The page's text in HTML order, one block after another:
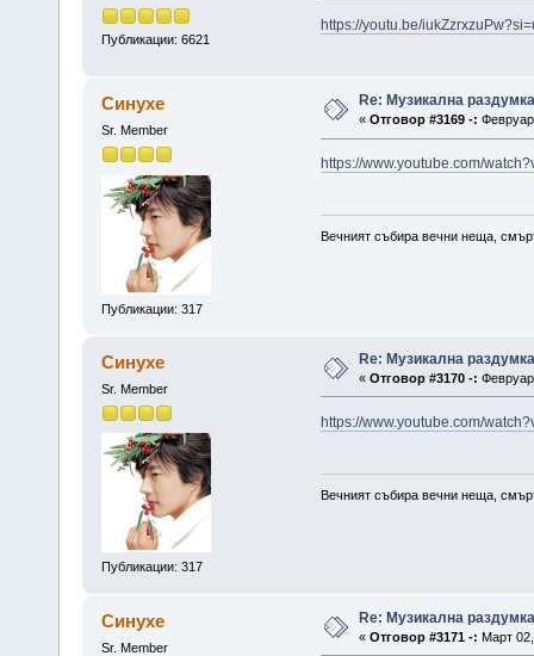
Публикации: 6621
https://youtu.be/
Синухе
Sr. Member
Публикации: 317
Re: Музикална раздумка
« Отговор #3169 -:
https://www.youtube.com/
Вечният събира вечни неща,
Синухе
Sr. Member
Публикации: 317
Re: Музикална раздумка
« Отговор #3170 -:
https://www.youtube.com/
Вечният събира вечни неща,
Синухе
Sr. Member
Re: Музикална раздумка
« Отговор #3171 -: Март